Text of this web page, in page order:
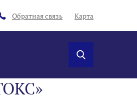
Обратная связь Карта